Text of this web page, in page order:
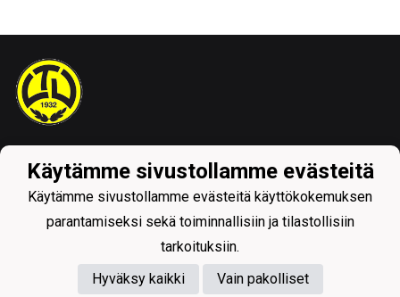
Powered by
Käytämme sivustollamme evästeitä
Käytämme sivustollamme evästeitä käyttökokemuksen
parantamiseksi sekä toiminnallisiin ja tilastollisiin
tarkoituksiin.
Hyväksy kaikki
Vain pakolliset